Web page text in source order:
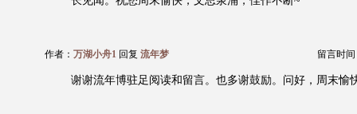
作者： 万湖小舟1 回复 流年梦 留言时间
谢谢流年博驻足阅读和留言。也多谢鼓励。问好，周末愉